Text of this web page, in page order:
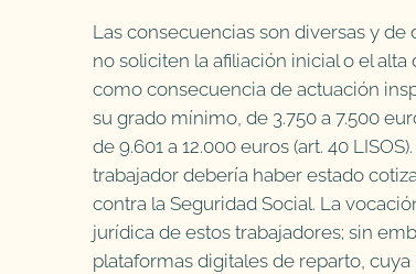
Las consecuencias son diversas y
no soliciten la afiliación inicial o el
como consecuencia de actuación
su grado mínimo, de 3.750 a 7.500
de 9.601 a 12.000 euros (art. 40
trabajador debería haber estado
contra la Seguridad Social. La
jurídica de estos trabajadores; sin
plataformas digitales de reparto,